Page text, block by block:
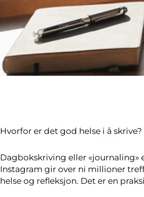
Hvorfor er det god helse i å
Dagbokskriving eller «journaling»
Instagram gir over ni millioner
helse og refleksjon. Det er en